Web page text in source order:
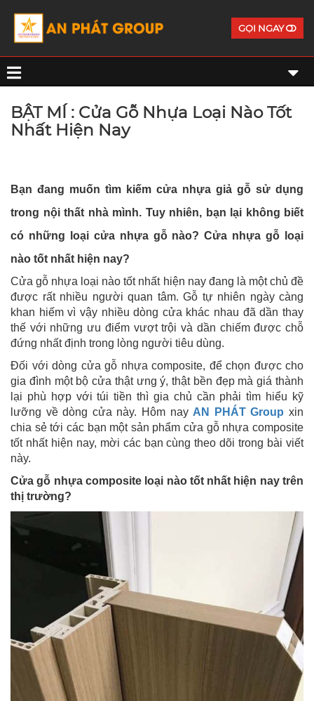
GỌI NGAY
BẬT MÍ : Cửa Gỗ Nhựa Loại Nào Tốt
Nhất Hiện Nay
Bạn đang muốn tìm kiếm cửa nhựa giả gỗ sử dụng
trong nội thất nhà mình. Tuy nhiên, bạn lại không biết
có những loại cửa nhựa gỗ nào? Cửa nhựa gỗ loại
nào tốt nhất hiện nay?
Cửa gỗ nhựa loại nào tốt nhất hiện nay đang là một chủ đề
được rất nhiều người quan tâm. Gỗ tự nhiên ngày càng
khan hiếm vì vậy nhiều dòng cửa khác nhau đã dần thay
thế với những ưu điểm vượt trội và dần chiếm được chỗ
đứng nhất định trong lòng người tiêu dùng.
Đối với dòng cửa gỗ nhựa composite, để chọn được cho
gia đình một bộ cửa thật ưng ý, thật bền đẹp mà giá thành
lại phù hợp với túi tiền thì gia chủ cần phải tìm hiểu kỹ
lưỡng về dòng cửa này. Hôm nay AN PHÁT Group xin
chia sẻ tới các bạn một sản phẩm cửa gỗ nhựa composite
tốt nhất hiện nay, mời các bạn cùng theo dõi trong bài viết
này.
Cửa gỗ nhựa composite loại nào tốt nhất hiện nay trên
thị trường?